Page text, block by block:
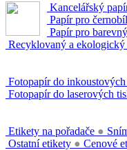
Kancelářský
Papír pro
Papír pro
Recyklovaný a
Fotopapír do inkoustových
Fotopapír do laserových
Etikety na pořadače ●
Ostatní etikety ● Cenové